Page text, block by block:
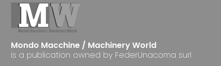
Mondo Macchine / Machinery World
is a publication owned by FederUnacoma surl